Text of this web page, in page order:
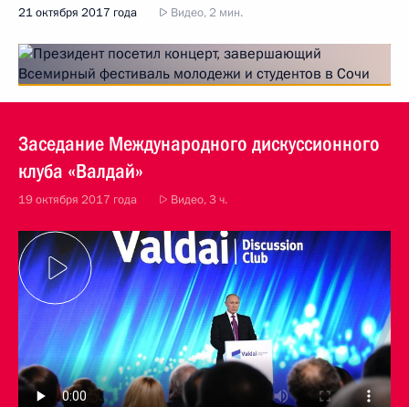
21 октября 2017 года Видео, 2 мин.
Заседание Международного дискуссионного
клуба «Валдай»
19 октября 2017 года Видео, 3 ч.